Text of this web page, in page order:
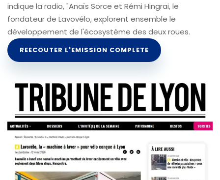
indique la radio, "Anaïs Sorce et Rémi Hingrai, le
fondateur de Lavovélo, explorent ensemble le
développement de l'écosystème des deux roues.
REECOUTER L'EMISSION COMPLETE